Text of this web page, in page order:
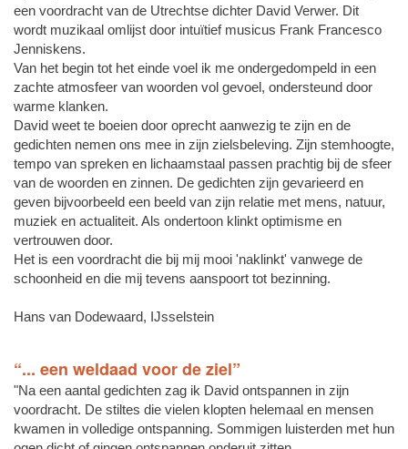
een voordracht van de Utrechtse dichter David Verwer. Dit
wordt muzikaal omlijst door intuïtief musicus Frank Francesco
Jenniskens.
Van het begin tot het einde voel ik me ondergedompeld in een
zachte atmosfeer van woorden vol gevoel, ondersteund door
warme klanken.
David weet te boeien door oprecht aanwezig te zijn en de
gedichten nemen ons mee in zijn zielsbeleving. Zijn stemhoogte,
tempo van spreken en lichaamstaal passen prachtig bij de sfeer
van de woorden en zinnen. De gedichten zijn gevarieerd en
geven bijvoorbeeld een beeld van zijn relatie met mens, natuur,
muziek en actualiteit. Als ondertoon klinkt optimisme en
vertrouwen door.
Het is een voordracht die bij mij mooi 'naklinkt' vanwege de
schoonheid en die mij tevens aanspoort tot bezinning.
Hans van Dodewaard, IJsselstein
“... een weldaad voor de ziel”
"Na een aantal gedichten zag ik David ontspannen in zijn
voordracht. De stiltes die vielen klopten helemaal en mensen
kwamen in volledige ontspanning. Sommigen luisterden met hun